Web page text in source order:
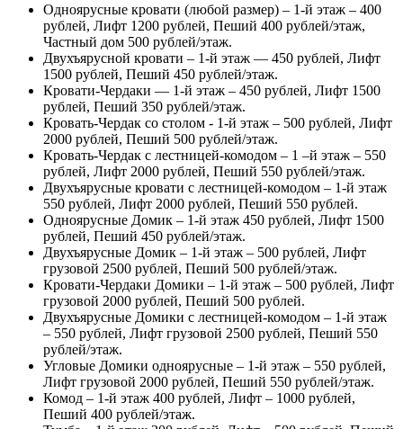
Одноярусные кровати (любой размер) – 1-й этаж – 400
рублей, Лифт 1200 рублей, Пеший 400 рублей/этаж,
Частный дом 500 рублей/этаж.
Двухъярусной кровати – 1-й этаж — 450 рублей, Лифт
1500 рублей, Пеший 450 рублей/этаж.
Кровати-Чердаки — 1-й этаж – 450 рублей, Лифт 1500
рублей, Пеший 350 рублей/этаж.
Кровать-Чердак со столом - 1-й этаж – 500 рублей, Лифт
2000 рублей, Пеший 500 рублей/этаж.
Кровать-Чердак с лестницей-комодом – 1 –й этаж – 550
рублей, Лифт 2000 рублей, Пеший 550 рублей/этаж.
Двухъярусные кровати с лестницей-комодом – 1-й этаж
550 рублей, Лифт 2000 рублей, Пеший 550 рублей.
Одноярусные Домик – 1-й этаж 450 рублей, Лифт 1500
рублей, Пеший 450 рублей/этаж.
Двухъярусные Домик – 1-й этаж – 500 рублей, Лифт
грузовой 2500 рублей, Пеший 500 рублей/этаж.
Кровати-Чердаки Домики – 1-й этаж – 500 рублей, Лифт
грузовой 2000 рублей, Пеший 500 рублей.
Двухъярусные Домики с лестницей-комодом – 1-й этаж
– 550 рублей, Лифт грузовой 2500 рублей, Пеший 550
рублей/этаж.
Угловые Домики одноярусные – 1-й этаж – 550 рублей,
Лифт грузовой 2000 рублей, Пеший 550 рублей/этаж.
Комод – 1-й этаж 400 рублей, Лифт – 1000 рублей,
Пеший 400 рублей/этаж.